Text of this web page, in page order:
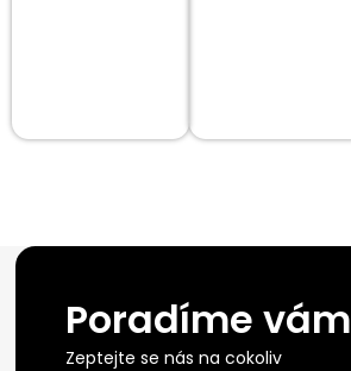
Poradíme vám
Zeptejte se nás na cokoliv